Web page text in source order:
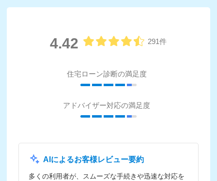
4.42 291件
住宅ローン診断の満足度
アドバイザー対応の満足度
AIによるお客様レビュー要約
多くの利用者が、スムーズな手続きや迅速な対応を